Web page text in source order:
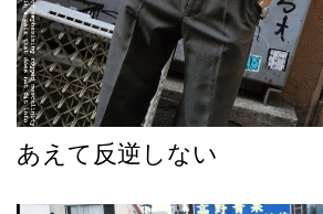
あえて反逆しない